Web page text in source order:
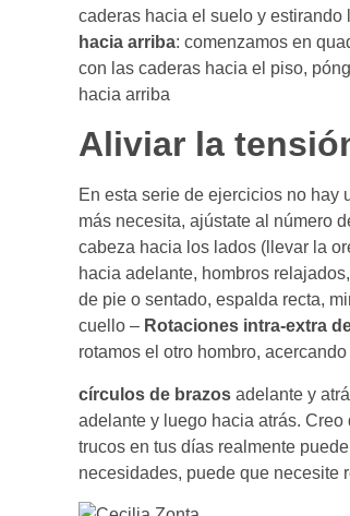
caderas hacia el suelo y estirando
hacia arriba: comenzamos en
con las caderas hacia el piso,
hacia arriba
Aliviar la
En esta serie de ejercicios no hay
más necesita, ajústate al número
cabeza hacia los lados (llevar la
hacia adelante, hombros
de pie o sentado, espalda recta,
cuello – Rotaciones intra-extra
rotamos el otro hombro,
círculos de brazos adelante y
adelante y luego hacia atrás.
trucos en tus días realmente
necesidades, puede que necesite